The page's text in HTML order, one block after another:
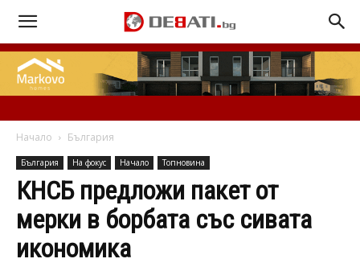
Начало България
България На фокус Начало Топновина
КНСБ предложи пакет от
мерки в борбата със сивата
икономика